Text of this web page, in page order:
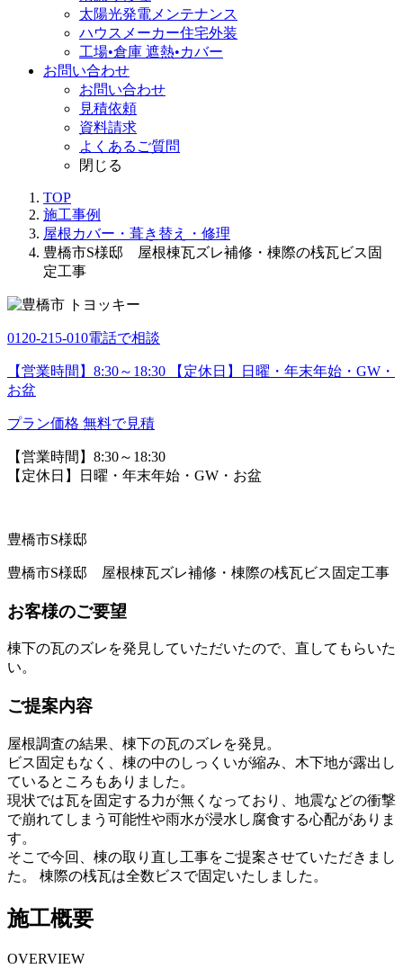
太陽光発電メンテナンス
ハウスメーカー住宅外装
工場•倉庫 遮熱•カバー
お問い合わせ
お問い合わせ
見積依頼
資料請求
よくあるご質問
閉じる
TOP
施工事例
屋根カバー・葺き替え・修理
豊橋市S様邸 屋根棟瓦ズレ補修・棟際の桟瓦ビス固
定工事
0120-215-010電話で相談
【営業時間】8:30～18:30 【定休日】日曜・年末年始・GW・
お盆
プラン価格 無料で見積
【営業時間】8:30～18:30
【定休日】日曜・年末年始・GW・お盆
豊橋市S様邸
豊橋市S様邸 屋根棟瓦ズレ補修・棟際の桟瓦ビス固定工事
お客様のご要望
棟下の瓦のズレを発見していただいたので、直してもらいた
い。
ご提案内容
屋根調査の結果、棟下の瓦のズレを発見。
ビス固定もなく、棟の中のしっくいが縮み、木下地が露出し
ているところもありました。
現状では瓦を固定する力が無くなっており、地震などの衝撃
で崩れてしまう可能性や雨水が浸水し腐食する心配がありま
す。
そこで今回、棟の取り直し工事をご提案させていただきまし
た。 棟際の桟瓦は全数ビスで固定いたしました。
施工概要
OVERVIEW